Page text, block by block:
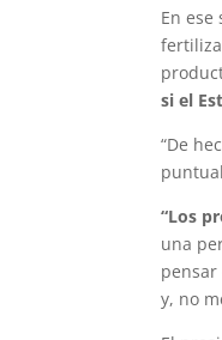
En
si el
“De
“Los
una
y, no